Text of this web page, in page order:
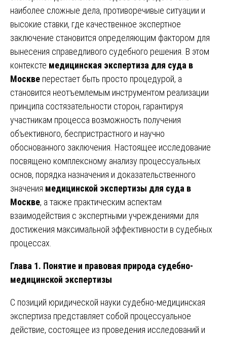
наиболее сложные дела, противоречивые ситуации и
высокие ставки, где качественное экспертное
заключение становится определяющим фактором для
вынесения справедливого судебного решения. В этом
контексте медицинская экспертиза для суда в
Москве перестает быть просто процедурой, а
становится неотъемлемым инструментом реализации
принципа состязательности сторон, гарантируя
участникам процесса возможность получения
объективного, беспристрастного и научно
обоснованного заключения. Настоящее исследование
посвящено комплексному анализу процессуальных
основ, порядка назначения и доказательственного
значения медицинской экспертизы для суда в
Москве, а также практическим аспектам
взаимодействия с экспертными учреждениями для
достижения максимальной эффективности в судебных
процессах.
Глава 1. Понятие и правовая природа судебно-
медицинской экспертизы
С позиций юридической науки судебно-медицинская
экспертиза представляет собой процессуальное
действие, состоящее из проведения исследований и